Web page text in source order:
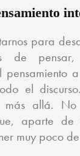
para
de
pensamiento
el
más allá.
aparte de
muy poco